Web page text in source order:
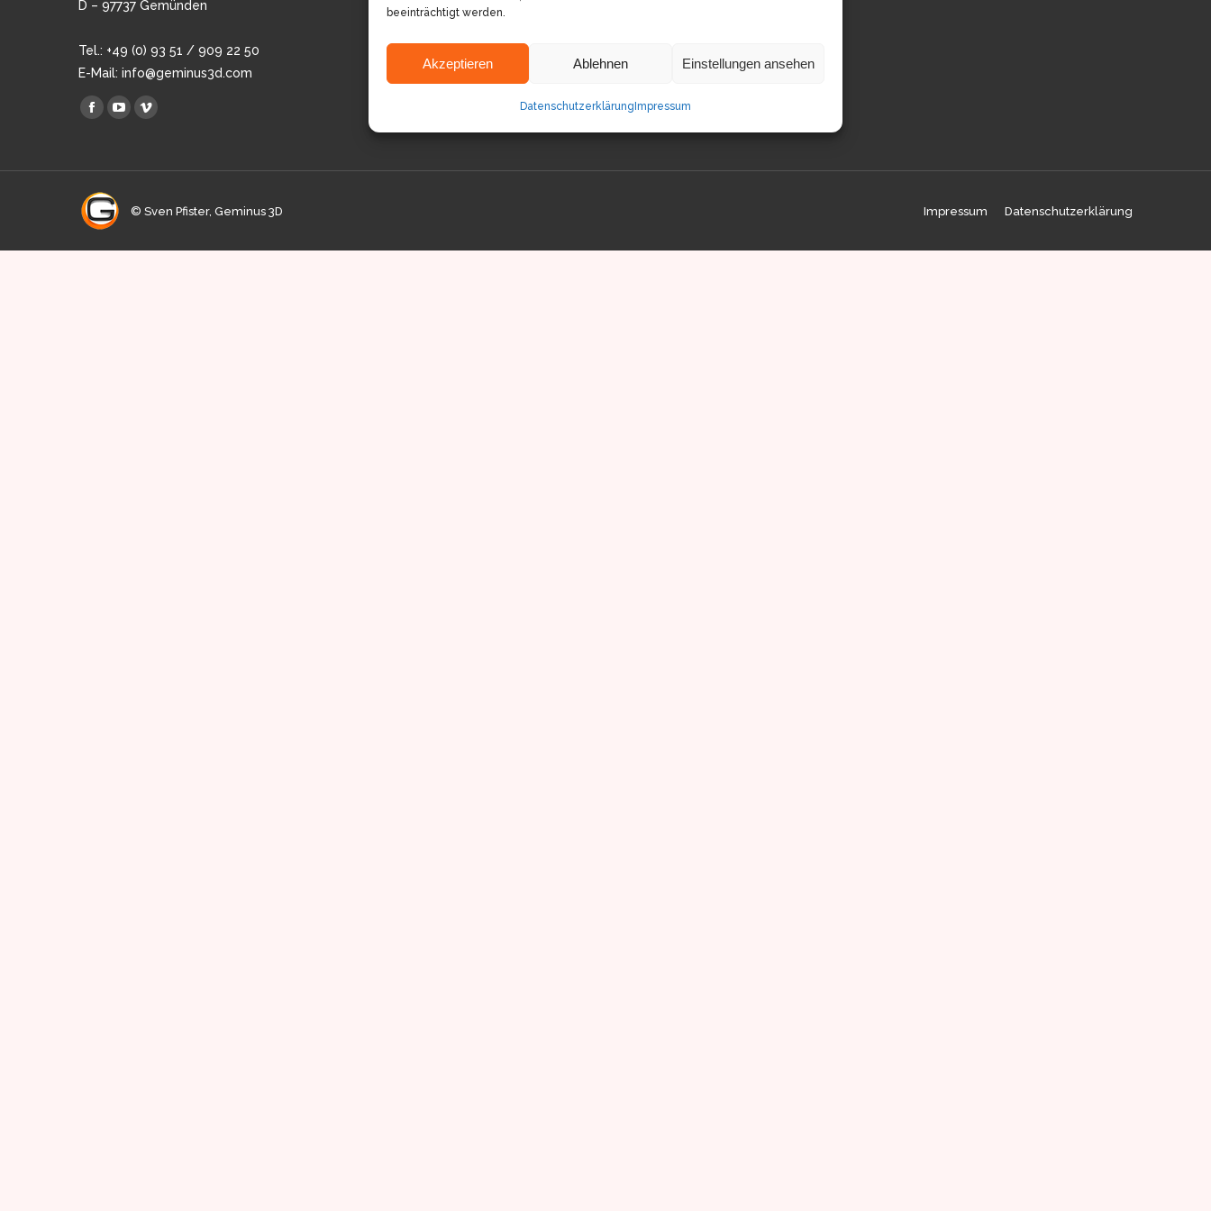
beeinträchtigt werden.
Akzeptieren Ablehnen Einstellungen ansehen
Datenschutzerklärung Impressum
D – 97737 Gemünden
Tel.: +49 (0) 93 51 / 909 22 50
E-Mail: info@geminus3d.com
Finden Sie uns auf:
Facebook
new
YouTube
new
Vimeo
new
VIRTUAL REALITY
FILMPRODUKTION
© Sven Pfister, Geminus 3D Impressum Datenschutzerklärung